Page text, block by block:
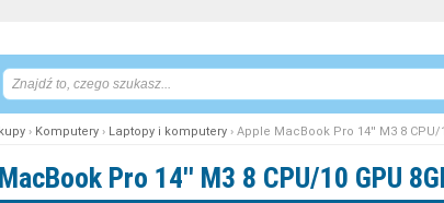
› Komputery › Laptopy i komputery › Apple MacBook Pro 14'' M3 8
Pro 14'' M3 8 CPU/10 GPU